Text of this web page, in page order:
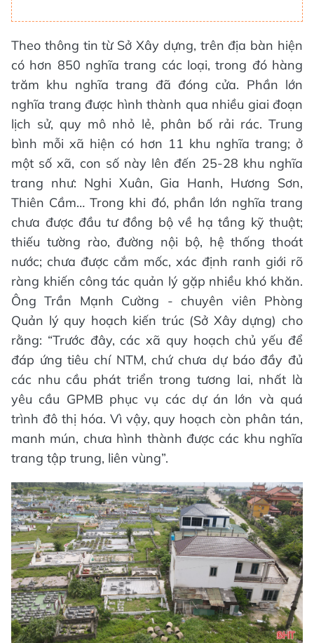
Theo thông tin từ Sở Xây dựng, trên địa bàn hiện
có hơn 850 nghĩa trang các loại, trong đó hàng
trăm khu nghĩa trang đã đóng cửa. Phần lớn
nghĩa trang được hình thành qua nhiều giai đoạn
lịch sử, quy mô nhỏ lẻ, phân bố rải rác. Trung
bình mỗi xã hiện có hơn 11 khu nghĩa trang; ở
một số xã, con số này lên đến 25-28 khu nghĩa
trang như: Nghi Xuân, Gia Hanh, Hương Sơn,
Thiên Cầm… Trong khi đó, phần lớn nghĩa trang
chưa được đầu tư đồng bộ về hạ tầng kỹ thuật;
thiếu tường rào, đường nội bộ, hệ thống thoát
nước; chưa được cắm mốc, xác định ranh giới rõ
ràng khiến công tác quản lý gặp nhiều khó khăn.
Ông Trần Mạnh Cường - chuyên viên Phòng
Quản lý quy hoạch kiến trúc (Sở Xây dựng) cho
rằng: “Trước đây, các xã quy hoạch chủ yếu để
đáp ứng tiêu chí NTM, chứ chưa dự báo đầy đủ
các nhu cầu phát triển trong tương lai, nhất là
yêu cầu GPMB phục vụ các dự án lớn và quá
trình đô thị hóa. Vì vậy, quy hoạch còn phân tán,
manh mún, chưa hình thành được các khu nghĩa
trang tập trung, liên vùng”.